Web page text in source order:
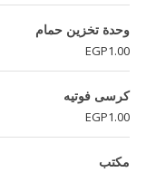
وحدة تخزين حمام
EGP1.00
كرسى فوتيه
EGP1.00
مكتب